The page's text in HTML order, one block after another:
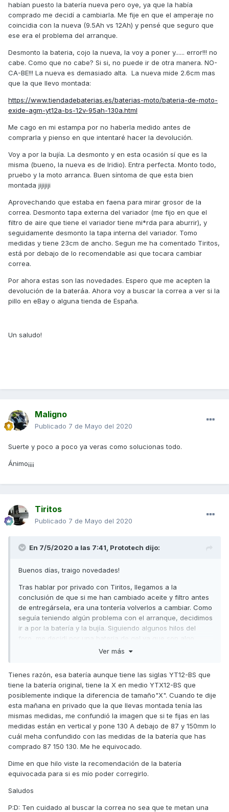
habían puesto la batería nueva pero oye, ya que la había
comprado me decidí a cambiarla. Me fije en que el amperaje no
coincidia con la nueva (9.5Ah vs 12Ah) y pensé que seguro que
ese era el problema del arranque.
Desmonto la bateria, cojo la nueva, la voy a poner y...... error!!! no
cabe. Como que no cabe? Si si, no puede ir de otra manera. NO-
CA-BE!!! La nueva es demasiado alta. La nueva mide 2.6cm mas
que la que llevo montada:
https://www.tiendadebaterias.es/baterias-moto/bateria-de-moto-
exide-agm-yt12a-bs-12v-95ah-130a.html
Me cago en mi estampa por no haberla medido antes de
comprarla y pienso en que intentaré hacer la devolución.
Voy a por la bujía. La desmonto y en esta ocasión sí que es la
misma (bueno, la nueva es de Iridio). Entra perfecta. Monto todo,
pruebo y la moto arranca. Buen síntoma de que esta bien
montada jijijiji
Aprovechando que estaba en faena para mirar grosor de la
correa. Desmonto tapa externa del variador (me fijo en que el
filtro de aire que tiene el variador tiene mi*rda para aburrir), y
seguidamente desmonto la tapa interna del variador. Tomo
medidas y tiene 23cm de ancho. Segun me ha comentado Tiritos,
está por debajo de lo recomendable asi que tocara cambiar
correa.
Por ahora estas son las novedades. Espero que me acepten la
devolución de la bateráa. Ahora voy a buscar la correa a ver si la
pillo en eBay o alguna tienda de España.
Un saludo!
Maligno
Publicado 7 de Mayo del 2020
Suerte y poco a poco ya veras como solucionas todo.
Ánimo¡¡¡¡
Tiritos
Publicado 7 de Mayo del 2020
En 7/5/2020 a las 7:41, Prototech dijo:
Buenos días, traigo novedades!
Tras hablar por privado con Tiritos, llegamos a la
conclusión de que si me han cambiado aceite y filtro antes
de entregársela, era una tontería volverlos a cambiar. Como
seguía teniendo algún problema con el arranque, decidimos
ir a por la batería y la bujía. Siguiendo algunos hilos del
foro, me decidi por una bateria de gel ya que son algo
mejores que las de ácido agm. Pedí concretamente esta
https://www.bateriasdelitio.eu/baterias-de-gel/870-bateria-
ytx12-bs-gel.html
Ayer tarde, desmonte asiendo y tachan!!!, veo que también
le habían puesto la batería nueva pero oye, ya que la había
comprado me decidí a cambiarla. Me fije en que el
amperaje no coincidia con la nueva (9.5Ah vs 12Ah) y
pensé que seguro que ese era el problema del arranque.
Desmonto la bateria, cojo la nueva, la voy a poner y......
error!!! no cabe. Como que no cabe? Si si, no puede ir de
nueva mide 2.6cm mas que la que llevo montada:
https://www.tiendadebaterias.es/baterias-moto/bateria-de-
Ver más
Tienes razón, esa batería aunque tiene las siglas YT12-BS que
tiene la batería original, tiene la X en medio YTX12-BS que
posiblemente indique la diferencia de tamaño"X". Cuando te dije
esta mañana en privado que la que llevas montada tenía las
mismas medidas, me confundió la imagen que si te fijas en las
medidas están en vertical y pone 130 A debajo de 87 y 150mm lo
cuál meha confundido con las medidas de la batería que has
comprado 87 150 130. Me he equivocado.
Dime en que hilo viste la recomendación de la batería
equivocada para si es mío poder corregirlo.
Saludos
P:D: Ten cuidado al buscar la correa no sea que te metan una